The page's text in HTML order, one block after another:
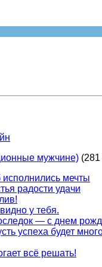
мужчине)